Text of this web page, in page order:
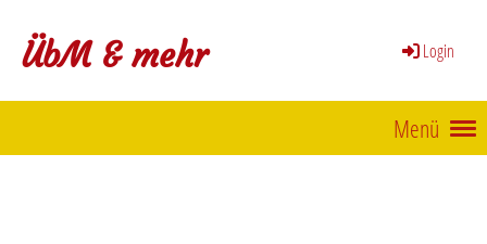
ÜbM & mehr Login
Menü